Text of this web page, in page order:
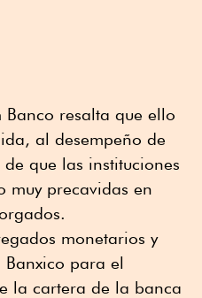
resalta que ello
al desempeño de
que las instituciones
muy precavidas en
monetarios y
para el
la cartera de la banca